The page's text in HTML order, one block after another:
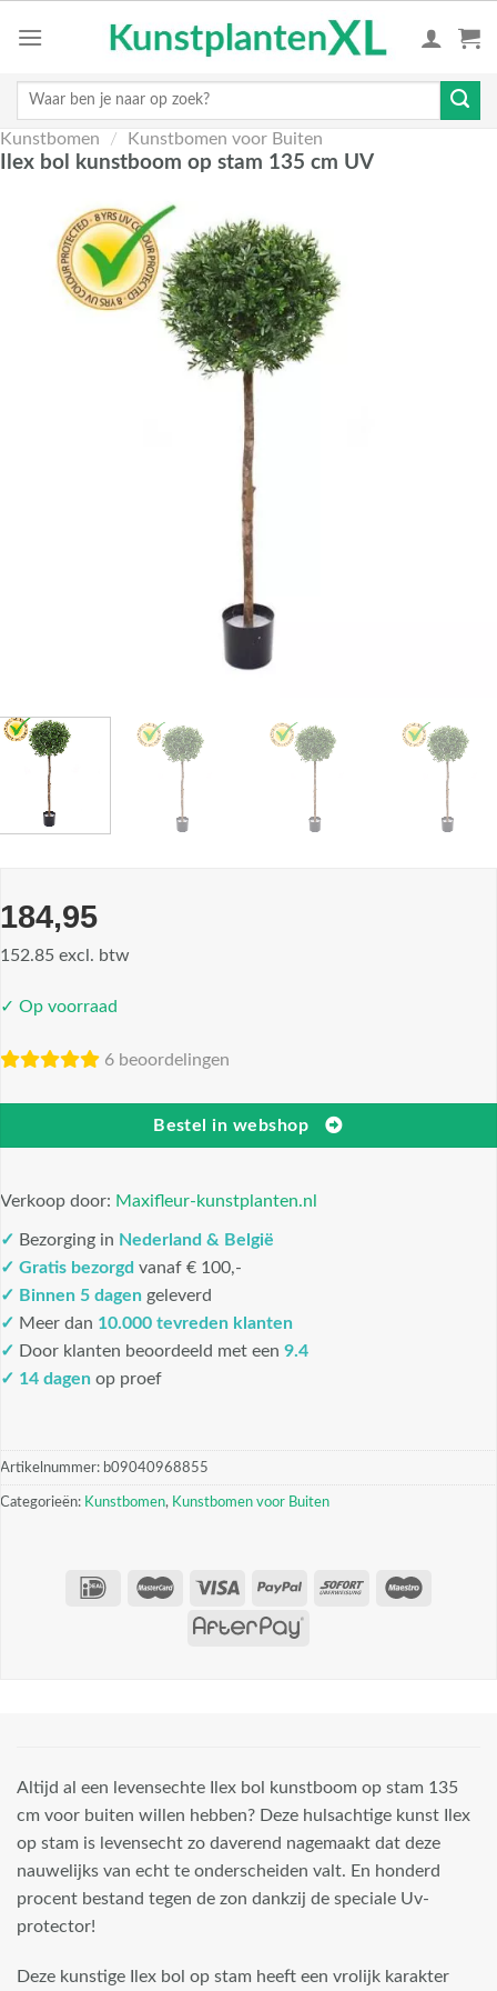
Zoeken
Kunstbomen / Kunstbomen voor Buiten
Ilex bol kunstboom op stam 135 cm UV
184,95
152.85 excl. btw
✓ Op voorraad
6 beoordelingen
Bestel in webshop
Verkoop door: Maxifleur-kunstplanten.nl
✓ Bezorging in Nederland & België
✓ Gratis bezorgd vanaf € 100,-
✓ Binnen 5 dagen geleverd
✓ Meer dan 10.000 tevreden klanten
✓ Door klanten beoordeeld met een 9.4
✓ 14 dagen op proef
Artikelnummer: b09040968855
Categorieën: Kunstbomen, Kunstbomen voor Buiten
Altijd al een levensechte Ilex bol kunstboom op stam 135
cm voor buiten willen hebben? Deze hulsachtige kunst Ilex
op stam is levensecht zo daverend nagemaakt dat deze
nauwelijks van echt te onderscheiden valt. En honderd
procent bestand tegen de zon dankzij de speciale Uv-
protector!
Deze kunstige Ilex bol op stam heeft een vrolijk karakter